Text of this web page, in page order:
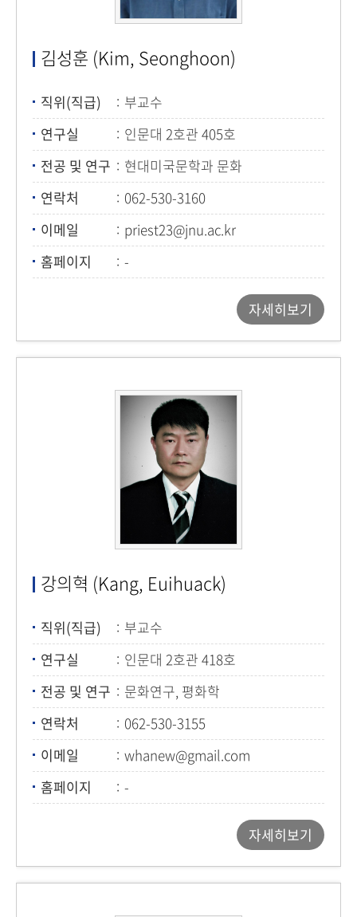
김성훈 (Kim, Seonghoon)
직위(직급)
부교수
연구실
인문대 2호관 405호
전공 및 연구
현대미국문학과 문화
연락처
062-530-3160
이메일
priest23@jnu.ac.kr
홈페이지
-
자세히보기
강의혁 (Kang, Euihuack)
직위(직급)
부교수
연구실
인문대 2호관 418호
전공 및 연구
문화연구, 평화학
연락처
062-530-3155
이메일
whanew@gmail.com
홈페이지
-
자세히보기